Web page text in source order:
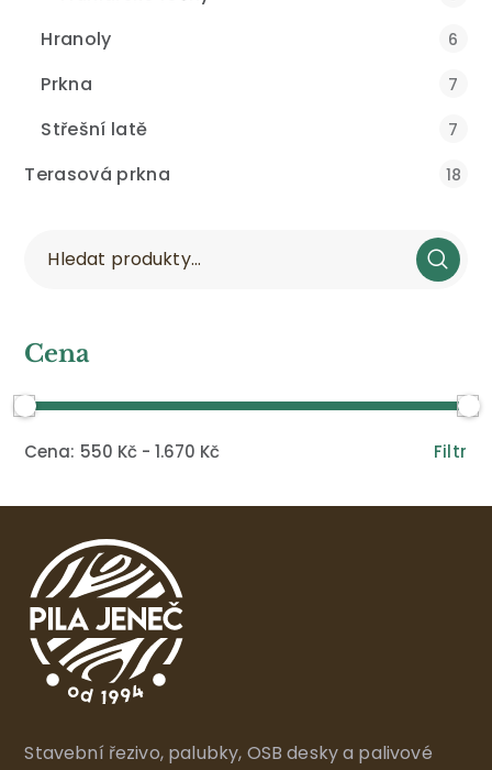
Hranoly 6
Prkna 7
Střešní latě 7
Terasová prkna 18
Cena
Filtr
550 Kč 1.670 Kč
Stavební řezivo, palubky, OSB desky a palivové